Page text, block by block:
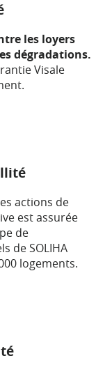
les loyers
dégradations.
Visale
actions de
est assurée
de
de SOLIHA
logements.